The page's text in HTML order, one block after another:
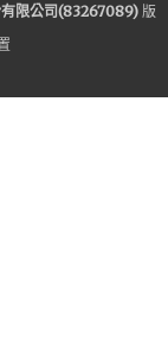
限公司(83267089) 版